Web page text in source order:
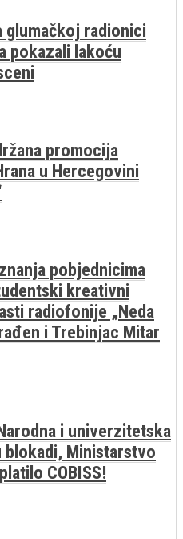
glumačkoj radionici
pokazali lakoću
promocija
u Hercegovini
pobjednicima
kreativni
radiofonije „Neda
i Trebinjac Mitar
i univerzitetska
blokadi, Ministarstvo
COBISS!